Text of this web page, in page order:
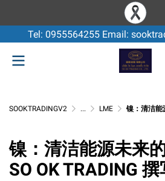
Tel: 0955564255 Email:
SOOKTRADINGV2 ... LME 镍：清洁能源未
镍：清洁能源未来
SO OK TRADING